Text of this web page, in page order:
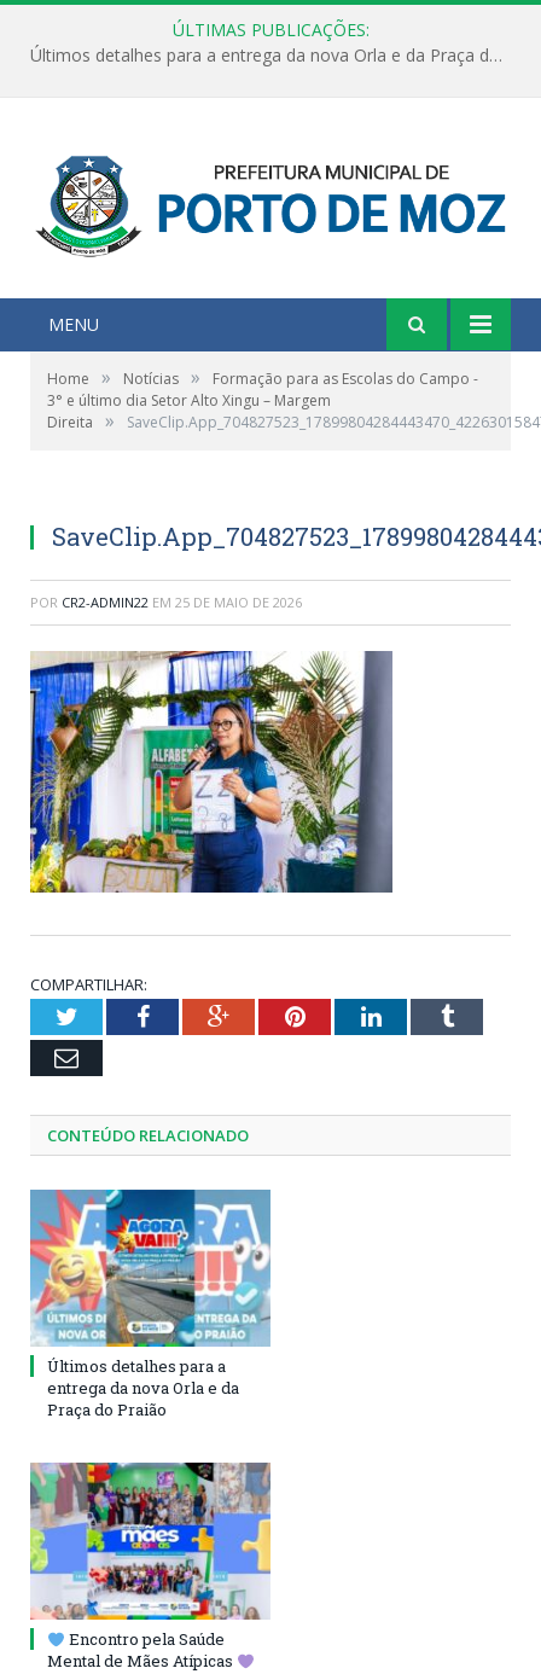
ÚLTIMAS PUBLICAÇÕES:
Últimos detalhes para a entrega da nova Orla e da Praça do Praião
MENU
Home » Notícias »
Formação para as Escolas do Campo -
3° e último dia Setor Alto Xingu – Margem
Direita
»
POR CR2-ADMIN22 EM 25 DE MAIO DE 2026
COMPARTILHAR:
TwitterFacebookGoogle+PinterestLinkedInTumblr
Email
CONTEÚDO RELACIONADO
Últimos detalhes para a
entrega da nova Orla e da
Praça do Praião
Encontro pela Saúde
Mental de Mães Atípicas